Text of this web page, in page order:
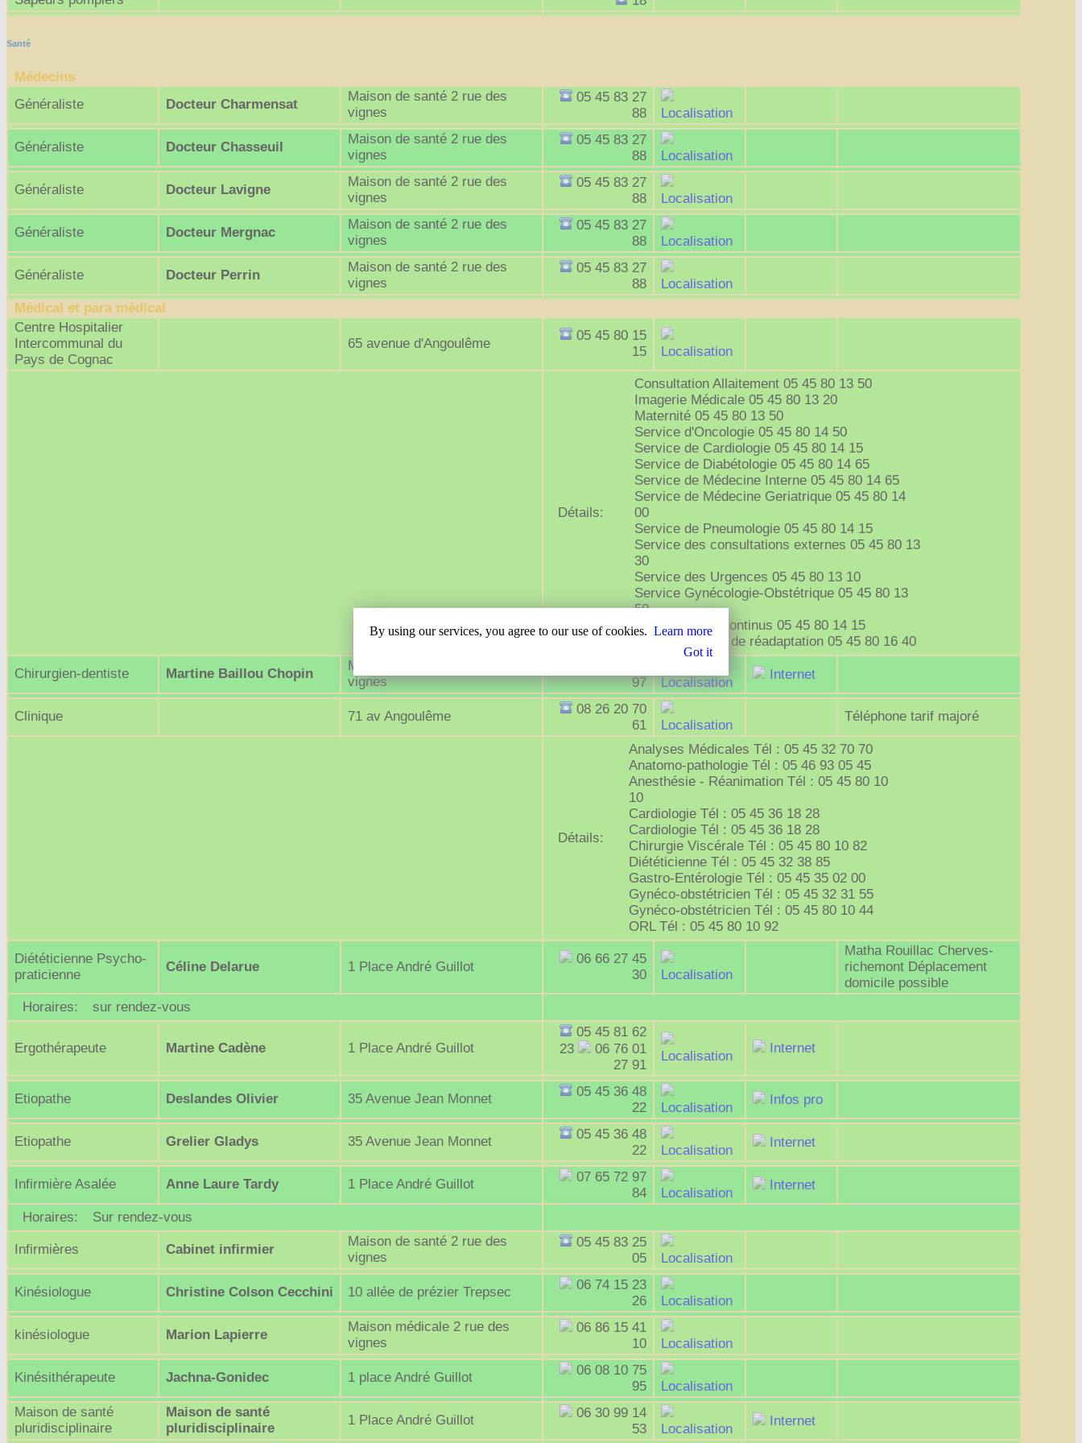
Santé
Médecins
Généraliste
Docteur Charmensat
Maison de santé 2 rue des
vignes
05 45 83 27
88
Localisation
Généraliste Docteur Chasseuil
Maison de santé 2 rue des
vignes
05 45 83 27
88
Localisation
Généraliste Docteur Lavigne
Maison de santé 2 rue des
vignes
05 45 83 27
88
Localisation
Généraliste Docteur Mergnac
Maison de santé 2 rue des
vignes
05 45 83 27
88
Localisation
Généraliste Docteur Perrin
Maison de santé 2 rue des
vignes
05 45 83 27
88
Localisation
Médical et para médical
Centre Hospitalier
Intercommunal du
Pays de Cognac
65 avenue d'Angoulême
05 45 80 15
15
Localisation
Détails:
Consultation Allaitement 05 45 80 13 50
Imagerie Médicale 05 45 80 13 20
Maternité 05 45 80 13 50
Service d'Oncologie 05 45 80 14 50
Service de Cardiologie 05 45 80 14 15
Service de Diabétologie 05 45 80 14 65
Service de Médecine Interne 05 45 80 14 65
Service de Médecine Geriatrique 05 45 80 14
00
Service de Pneumologie 05 45 80 14 15
Service des consultations externes 05 45 80 13
30
Service des Urgences 05 45 80 13 10
Service Gynécologie-Obstétrique 05 45 80 13
50
Service Soins continus 05 45 80 14 15
Soins de suites de réadaptation 05 45 80 16 40
Chirurgien-dentiste Martine Baillou Chopin
Maison médicale 2 rue des
vignes
97
Localisation
Internet
Clinique 71 av Angoulême
08 26 20 70
61
Localisation
Téléphone tarif majoré
Détails:
Analyses Médicales Tél : 05 45 32 70 70
Anatomo-pathologie Tél : 05 46 93 05 45
Anesthésie - Réanimation Tél : 05 45 80 10
10
Cardiologie Tél : 05 45 36 18 28
Cardiologie Tél : 05 45 36 18 28
Chirurgie Viscérale Tél : 05 45 80 10 82
Diététicienne Tél : 05 45 32 38 85
Gastro-Entérologie Tél : 05 45 35 02 00
Gynéco-obstétricien Tél : 05 45 32 31 55
Gynéco-obstétricien Tél : 05 45 80 10 44
ORL Tél : 05 45 80 10 92
Diététicienne Psycho-
praticienne
Céline Delarue 1 Place André Guillot
06 66 27 45
30
Localisation
Matha Rouillac Cherves-
richemont Déplacement
domicile possible
Horaires:
sur rendez-vous
Ergothérapeute Martine Cadène 1 Place André Guillot
05 45 81 62
23
06 76 01
27 91
Localisation
Internet
Etiopathe Deslandes Olivier 35 Avenue Jean Monnet
05 45 36 48
22
Localisation
Infos pro
Etiopathe Grelier Gladys 35 Avenue Jean Monnet
05 45 36 48
22
Localisation
Internet
Infirmière Asalée Anne Laure Tardy 1 Place André Guillot
07 65 72 97
84
Localisation
Internet
Horaires: Sur rendez-vous
Infirmières Cabinet infirmier
Maison de santé 2 rue des
vignes
05 45 83 25
05
Localisation
Kinésiologue Christine Colson Cecchini 10 allée de prézier Trepsec
06 74 15 23
26
Localisation
kinésiologue Marion Lapierre
Maison médicale 2 rue des
vignes
06 86 15 41
10
Localisation
Kinésithérapeute Jachna-Gonidec 1 place André Guillot
06 08 10 75
95
Localisation
Maison de santé
pluridisciplinaire
Maison de santé
pluridisciplinaire
1 Place André Guillot
06 30 99 14
53
Localisation
Internet
By using our services, you agree to our use of cookies. Learn more
Got it